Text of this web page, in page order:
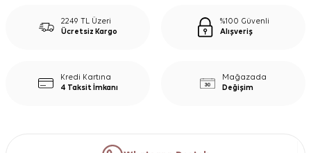
2249 TL Üzeri
Ücretsiz Kargo
%100 Güvenli
Alışveriş
Kredi Kartına
4 Taksit İmkanı
Mağazada
Değişim